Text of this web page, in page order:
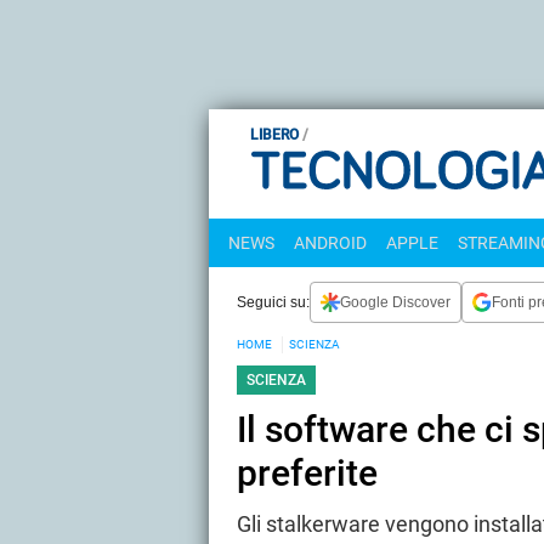
LIBERO
NEWS ANDROID APPLE
Seguici su: Google Discover Fonti
HOME SCIENZA
SCIENZA
Il software che ci
preferite
Gli stalkerware vengono